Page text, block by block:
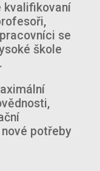
kvalifikovaní
se
škole
potřeby